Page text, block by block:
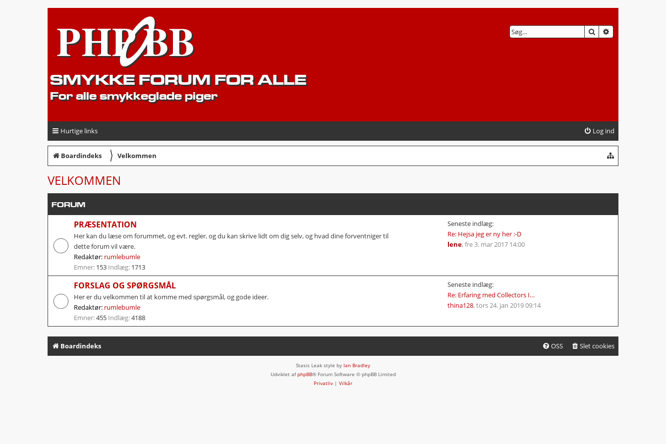
SMYKKE FORUM FOR ALLE
For alle smykkeglade piger
SØG
Hurtige links Log ind
Boardindeks 〉 Velkommen
VELKOMMEN
FORUM
PRÆSENTATION
Her kan du læse om forummet, og evt. regler, og du kan skrive lidt om dig selv, og hvad dine forventniger til
dette forum vil være.
Redaktør: rumlebumle
Emner: 153 Indlæg: 1713
Seneste indlæg:
Re: Hejsa jeg er ny her :-D
lene, fre 3. mar 2017 14:00
FORSLAG OG SPØRGSMÅL
Her er du velkommen til at komme med spørgsmål, og gode ideer.
Redaktør: rumlebumle
Emner:455 Indlæg:4188
Seneste indlæg:
Re: Erfaring med Collectors I…
thina128, tors 24. jan 2019 09:14
Boardindeks Slet cookies
OSS
Stasis Leak style by Ian Bradley
Udviklet afphpBB® Forum Software © phpBB Limited
Privatliv | Vilkår